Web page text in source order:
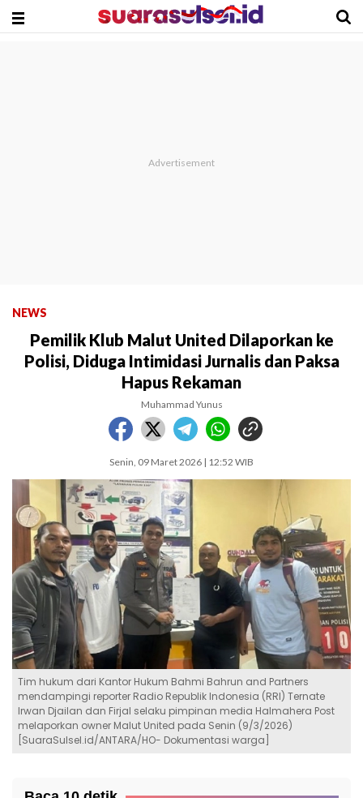
NEWS
Pemilik Klub Malut United Dilaporkan ke
Polisi, Diduga Intimidasi Jurnalis dan Paksa
Hapus Rekaman
Muhammad Yunus
Senin, 09 Maret 2026 | 12:52 WIB
Tim hukum dari Kantor Hukum Bahmi Bahrun and Partners
mendampingi reporter Radio Republik Indonesia (RRI) Ternate
Irwan Djailan dan Firjal selaku pimpinan media Halmahera Post
melaporkan owner Malut United pada Senin (9/3/2026)
[SuaraSulsel.id/ANTARA/HO- Dokumentasi warga]